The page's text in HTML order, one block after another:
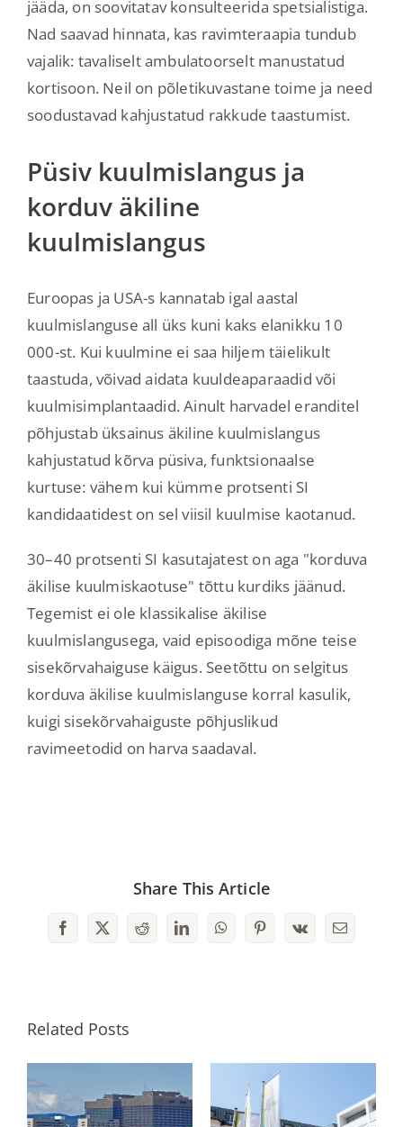
jääda, on soovitatav konsulteerida spetsialistiga.
Nad saavad hinnata, kas ravimteraapia tundub
vajalik: tavaliselt ambulatoorselt manustatud
kortisoon. Neil on põletikuvastane toime ja need
soodustavad kahjustatud rakkude taastumist.
Püsiv kuulmislangus ja
korduv äkiline
kuulmislangus
Euroopas ja USA-s kannatab igal aastal
kuulmislanguse all üks kuni kaks elanikku 10
000-st. Kui kuulmine ei saa hiljem täielikult
taastuda, võivad aidata kuuldeaparaadid või
kuulmisimplantaadid. Ainult harvadel eranditel
põhjustab üksainus äkiline kuulmislangus
kahjustatud kõrva püsiva, funktsionaalse
kurtuse: vähem kui kümme protsenti SI
kandidaatidest on sel viisil kuulmise kaotanud.
30–40 protsenti SI kasutajatest on aga "korduva
äkilise kuulmiskaotuse" tõttu kurdiks jäänud.
Tegemist ei ole klassikalise äkilise
kuulmislangusega, vaid episoodiga mõne teise
sisekõrvahaiguse käigus. Seetõttu on selgitus
korduva äkilise kuulmislanguse korral kasulik,
kuigi sisekõrvahaiguste põhjuslikud
ravimeetodid on harva saadaval.
Share This Article
Facebook
X RedditLinkedInWhatsAppPinterest
Vk Email
Related Posts